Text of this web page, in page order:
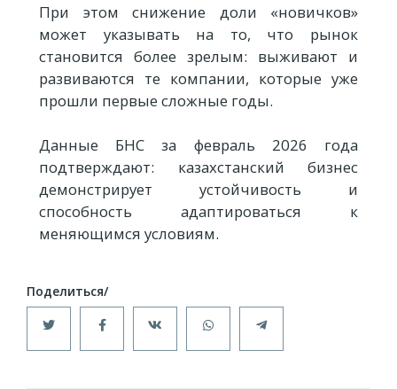
При этом снижение доли «новичков»
может указывать на то, что рынок
становится более зрелым: выживают и
развиваются те компании, которые уже
прошли первые сложные годы.
Данные БНС за февраль 2026 года
подтверждают: казахстанский бизнес
демонстрирует устойчивость и
способность адаптироваться к
меняющимся условиям.